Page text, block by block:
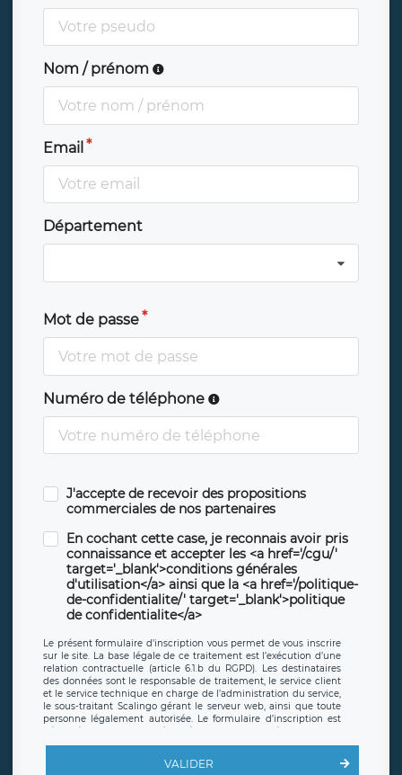
Nom / prénom
Email
Département
Mot de passe
Numéro de téléphone
J'accepte de recevoir des propositions
commerciales de nos partenaires
En cochant cette case, je reconnais avoir pris
connaissance et accepter les <a href='/cgu/'
target='_blank'>conditions générales
d'utilisation</a> ainsi que la <a href='/politique-
de-confidentialite/' target='_blank'>politique
de confidentialite</a>
Le présent formulaire d’inscription vous permet de vous inscrire
sur le site. La base légale de ce traitement est l’exécution d’une
relation contractuelle (article 6.1.b du RGPD). Les destinataires
des données sont le responsable de traitement, le service client
et le service technique en charge de l’administration du service,
le sous-traitant Scalingo gérant le serveur web, ainsi que toute
personne légalement autorisée. Le formulaire d’inscription est
offrant desclauses de protection conformes au RGPD. Les
en sollicite la suppression, étant entendu que vous pouvez
VALIDER